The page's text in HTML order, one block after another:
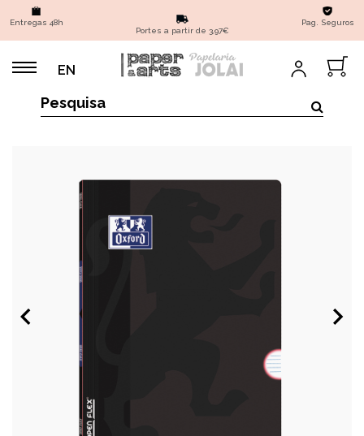
Entregas 48h
Portes a partir de 3,97€
Pag. Seguros
EN